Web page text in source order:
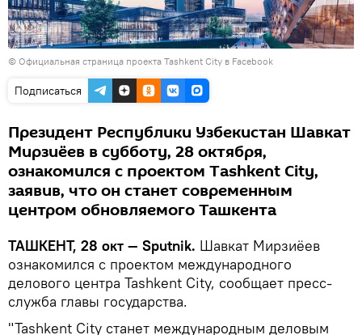
© Официальная страница проекта Tashkent City в Facebook
Подписаться
Президент Республики Узбекистан Шавкат
Мирзиёев в субботу, 28 октября,
ознакомился с проектом Tashkent City,
заявив, что он станет современным
центром обновляемого Ташкента
ТАШКЕНТ, 28 окт — Sputnik. Шавкат Мирзиёев
ознакомился с проектом международного
делового центра Tashkent City, сообщает пресс-
служба главы государства.
"Tashkent City станет международным деловым